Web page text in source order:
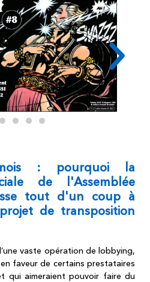
: pourquoi la
de l'Assemblée
tout d'un coup à
de transposition
vaste opération de lobbying,
faveur de certains prestataires
qui aimeraient pouvoir faire du